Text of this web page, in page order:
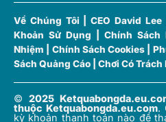
Ngoại Hạng Anh.
La Liga.
Serie A.
Bundesliga.
Về Chúng Tôi |CEO David Lee
Khoản Sử Dụng
Chính Sách
Nhiệm
Chính Sách Cookies
Sách Quảng Cáo
Chơi Có Trách
© 2025
thuộc Ketquabongda.eu.com.
kỳ khoản thanh toán nào để